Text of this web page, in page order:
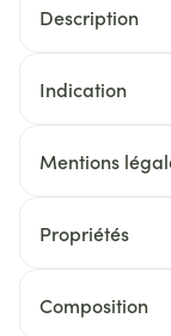
Description
Indication
aide à
personnes
Mentions
Propriétés
Composition